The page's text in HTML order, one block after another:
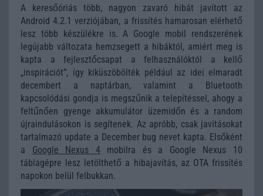
A keresőóriás több, nagyon zavaró hibát javított az
Android 4.2.1 verziójában, a frissítés hamarosan elérhető
lesz több készülékre is. A Google mobil rendszerének
legújabb változata hemzsegett a hibáktól, amiért meg is
kapta a fejlesztőcsapat a felhasználóktól a kellő
„inspirációt”, így kiküszöbölték például az idei elmaradt
decembert a naptárban, valamint a Bluetooth
kapcsolódási gondja is megszűnik a telepítéssel, ahogy a
feltűnően gyenge akkumulátor üzemidőn és a random
újraindulásokon is segítenek. Az apróbb, csak javításokat
tartalmazó update a December bug nevet kapta. Elsőként
a Google Nexus 4mobilra és a Google Nexus 10
táblagépre lesz letölthető a hibajavítás, az OTA frissítés
napokon belül felbukkan.